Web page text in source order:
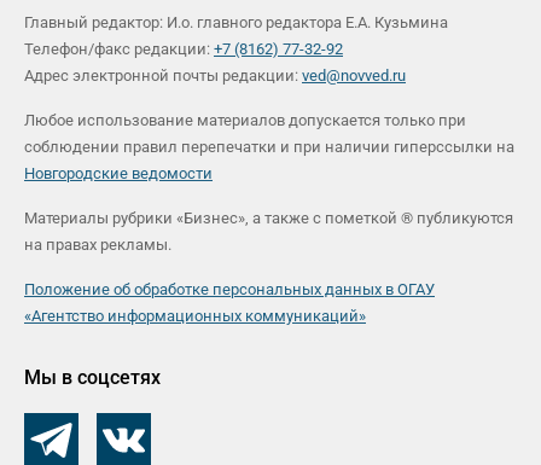
Главный редактор: И.о. главного редактора Е.А. Кузьмина
Телефон/факс редакции: +7 (8162) 77-32-92
Адрес электронной почты редакции: ved@novved.ru
Любое использование материалов допускается только при
соблюдении правил перепечатки и при наличии гиперссылки на
Новгородские ведомости
Материалы рубрики «Бизнес», а также с пометкой ® публикуются
на правах рекламы.
Положение об обработке персональных данных в ОГАУ
«Агентство информационных коммуникаций»
Мы в соцсетях